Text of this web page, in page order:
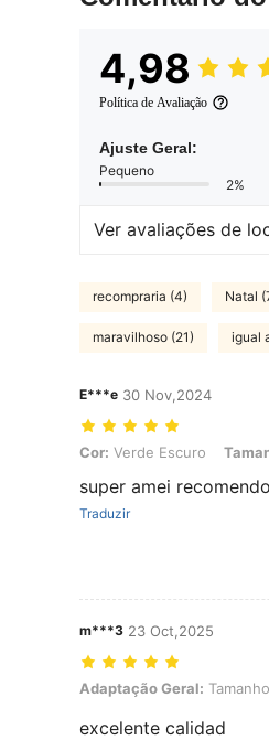
4,98
Política de Avaliação
Ajuste Geral:
Pequeno
2%
Ver avaliações de
recompraria (4) Natal
maravilhoso (21) igual
E***e 30 Nov,2024
Cor: Verde Escuro, Tamanho:
Cor: Verde Escuro
super amei
Traduzir
m***3 23 Oct,2025
Adaptação Geral: Tamanho
Adaptação Geral:
excelente calidad